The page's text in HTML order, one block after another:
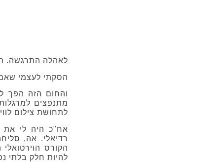
לאהלה התרגשה.
הסקתי לעצמי
והחום הזה הפך
מתנפצים
לתחושת צילום
אח"כ היה לי את
רדיאלי. אה,
הקורס
להיות חלק בלתי